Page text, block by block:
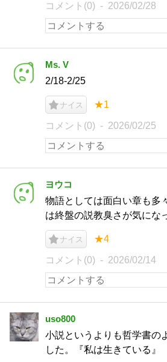
コメント(0) 2026/02/28
Ms. V
2/18-2/25
ナイス ★1
コメント(0) 2026/02/25
ヨウコ
物語としては面白い章も多
は終盤の説教臭さが気にな
ナイス ★4
コメント(0) 2026/02/14
uso800
小説というよりも哲学書の
した。『私は生きている』